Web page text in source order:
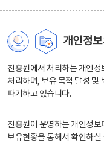
개인정
진흥원에서 처리하는 개인
처리하며, 보유 목적 달성 및
파기하고 있습니다.
진흥원이 운영하는 개인정
보유현황을 통해서 확인하실